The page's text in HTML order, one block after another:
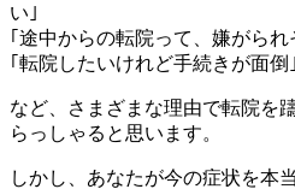
い｣
｢途中からの転院って、嫌がられ
｢転院したいけれど手続きが面倒｣
など、さまざまな理由で転院を
らっしゃると思います。
しかし、あなたが今の症状を本